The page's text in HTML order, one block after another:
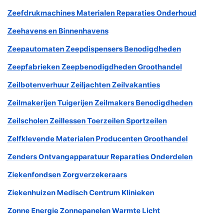
Zeefdrukmachines Materialen Reparaties Onderhoud
Zeehavens en Binnenhavens
Zeepautomaten Zeepdispensers Benodigdheden
Zeepfabrieken Zeepbenodigdheden Groothandel
Zeilbotenverhuur Zeiljachten Zeilvakanties
Zeilmakerijen Tuigerijen Zeilmakers Benodigdheden
Zeilscholen Zeillessen Toerzeilen Sportzeilen
Zelfklevende Materialen Producenten Groothandel
Zenders Ontvangapparatuur Reparaties Onderdelen
Ziekenfondsen Zorgverzekeraars
Ziekenhuizen Medisch Centrum Klinieken
Zonne Energie Zonnepanelen Warmte Licht